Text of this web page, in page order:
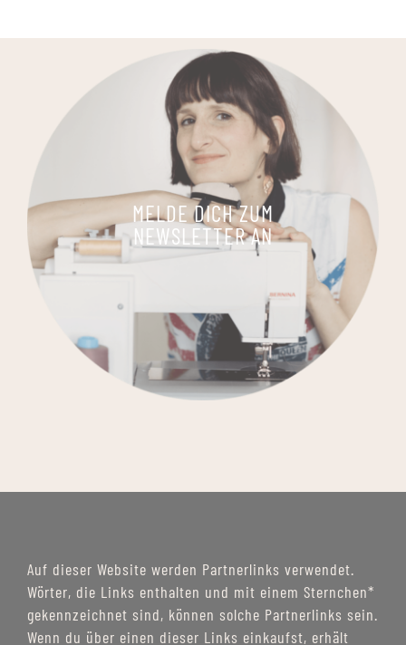
MELDE DICH ZUM
NEWSLETTER AN
Auf dieser Website werden Partnerlinks verwendet.
Wörter, die Links enthalten und mit einem Sternchen*
gekennzeichnet sind, können solche Partnerlinks sein.
Wenn du über einen dieser Links einkaufst, erhält